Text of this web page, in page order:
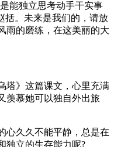
能独立思考动手干实事
括。未来是我们的，请放
雨的磨练，在这美丽的大
塔》这篇课文，心里充满
羡慕她可以独自外出旅
心久久不能平静，总是在
独立的生存能力呢?